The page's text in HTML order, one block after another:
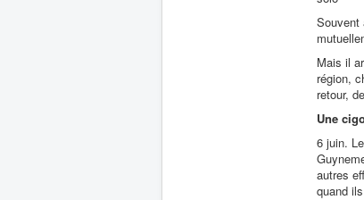
Souvent
Mais il
région,
retour,
Une
6 juin.
autres
quand